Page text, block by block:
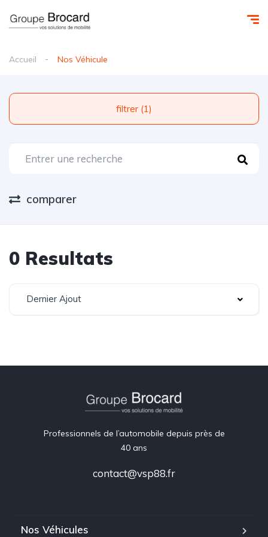
Accueil Nos Véhicule
filtrer (1)
comparer
0 Resultats
Dernier Ajout
Professionnels de l’automobile depuis près de
40 ans
contact@vsp88.fr
Nos Véhicules